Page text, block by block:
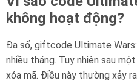
không hoạt động?
Đa số, giftcode Ultimate
nhiều tháng. Tuy nhiên sau
xóa mã. Điều này thường xảy